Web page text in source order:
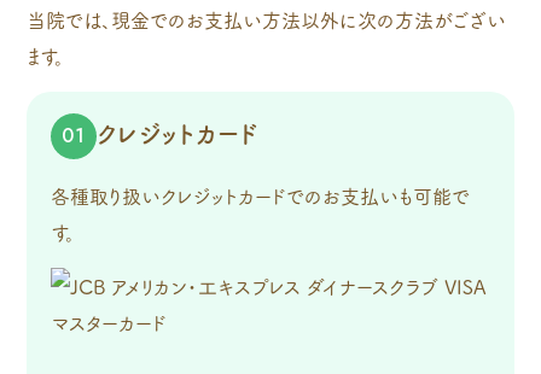
当院では、現金でのお支払い方法以外に次の方法がござい
ます。
01 クレジットカード
各種取り扱いクレジットカードでのお支払いも可能で
す。